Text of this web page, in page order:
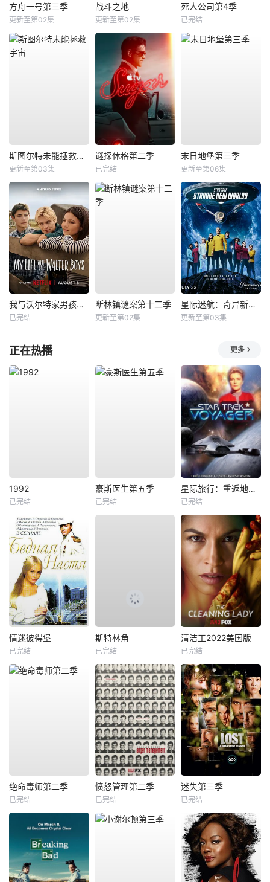
方舟一号第三季
更新至第02集
战斗之地
更新至第02集
死人公司第4季
已完结
斯图尔特未能拯救宇宙
更新至第03集
谜探休格第二季
已完结
末日地堡第三季
更新至第06集
我与沃尔特家男孩的生活第三季
已完结
断林镇谜案第十二季
更新至第02集
星际迷航：奇异新世界第四季
更新至第03集
正在热播 更多
1992
已完结
豪斯医生第五季
已完结
星际旅行：重返地球第二季
已完结
情迷彼得堡
已完结
斯特林角
已完结
清洁工2022美国版
已完结
绝命毒师第二季
已完结
愤怒管理第二季
已完结
迷失第三季
已完结